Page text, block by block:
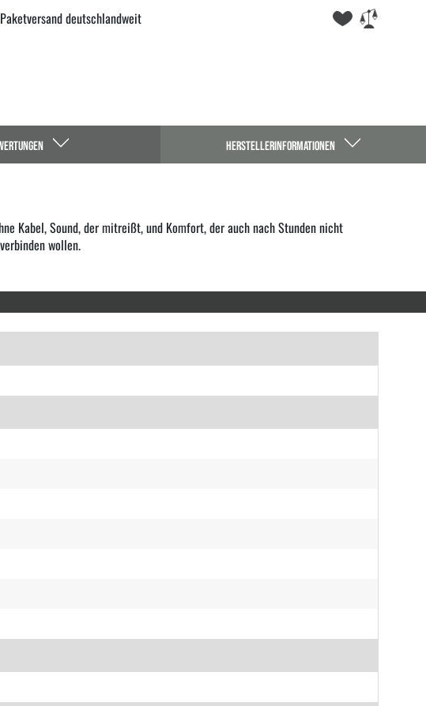
deutschlandweit
HERSTELLERINFORMATIONEN
Kabel, Sound, der mitreißt, und Komfort, der auch nach Stunden nicht
wollen.